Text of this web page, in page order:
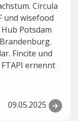
Circula
und wisefood
Potsdam
Fincite und
ernennt
09.05.2025